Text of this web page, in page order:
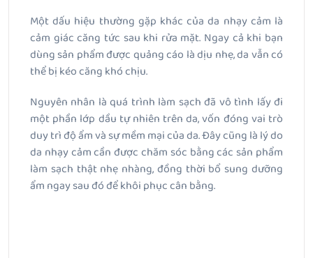
Một dấu hiệu thường gặp khác của da nhạy cảm là
cảm giác căng tức sau khi rửa mặt. Ngay cả khi bạn
dùng sản phẩm được quảng cáo là dịu nhẹ, da vẫn có
thể bị kéo căng khó chịu.
Nguyên nhân là quá trình làm sạch đã vô tình lấy đi
một phần lớp dầu tự nhiên trên da, vốn đóng vai trò
duy trì độ ẩm và sự mềm mại của da. Đây cũng là lý do
da nhạy cảm cần được chăm sóc bằng các sản phẩm
làm sạch thật nhẹ nhàng, đồng thời bổ sung dưỡng
ẩm ngay sau đó để khôi phục cân bằng.